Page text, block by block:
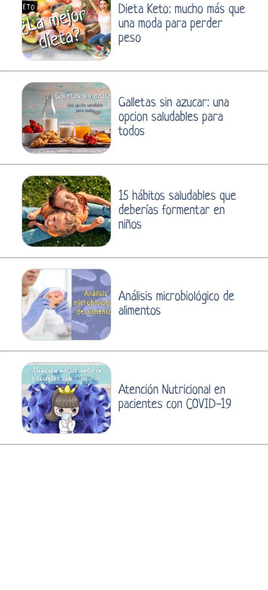
Dieta Keto: mucho más que
una moda para perder
peso
Galletas sin azucar: una
opcion saludables para
todos
15 hábitos saludables que
deberías formentar en
niños
Análisis microbiológico de
alimentos
Atención Nutricional en
pacientes con COVID-19